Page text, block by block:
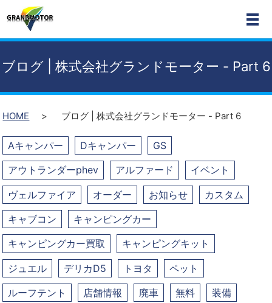
ブログ | 株式会社グランドモーター - Part 6
HOME ブログ | 株式会社グランドモーター - Part 6
Aキャンパー Dキャンパー GS
アウトランダーphev アルファード イベント
ヴェルファイア オーダー お知らせ カスタム
キャブコン キャンピングカー
キャンピングカー買取 キャンピングキット
ジュエル デリカD5 トヨタ ペット
ルーフテント 店舗情報 廃車 無料 装備